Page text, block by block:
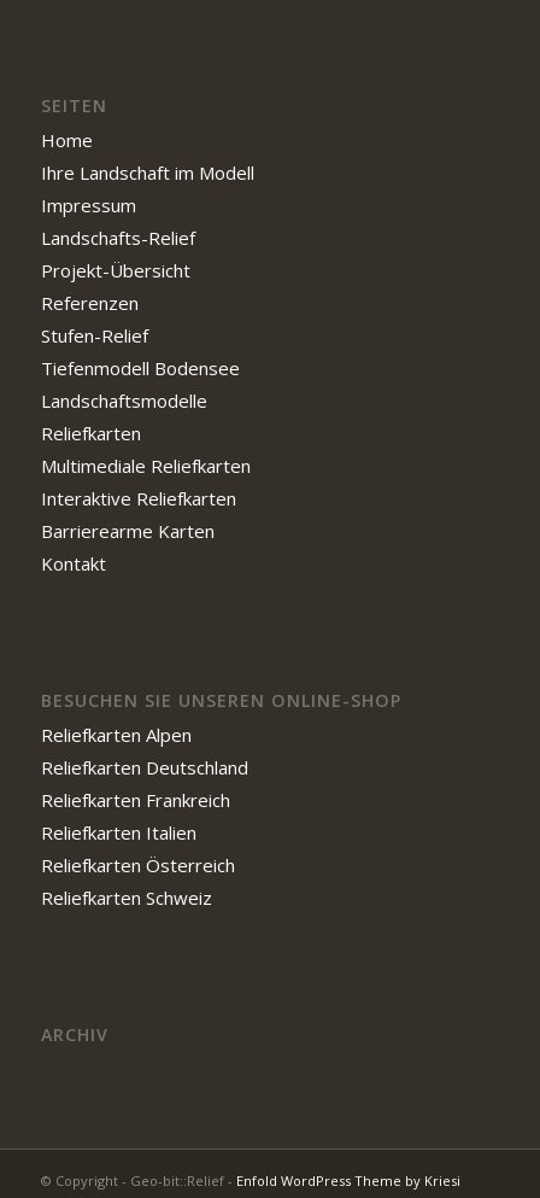
SEITEN
Home
Ihre Landschaft im Modell
Impressum
Landschafts-Relief
Projekt-Übersicht
Referenzen
Stufen-Relief
Tiefenmodell Bodensee
Landschaftsmodelle
Reliefkarten
Multimediale Reliefkarten
Interaktive Reliefkarten
Barrierearme Karten
Kontakt
BESUCHEN SIE UNSEREN ONLINE-SHOP
Reliefkarten Alpen
Reliefkarten Deutschland
Reliefkarten Frankreich
Reliefkarten Italien
Reliefkarten Österreich
Reliefkarten Schweiz
ARCHIV
© Copyright - Geo-bit::Relief - Enfold WordPress Theme by Kriesi